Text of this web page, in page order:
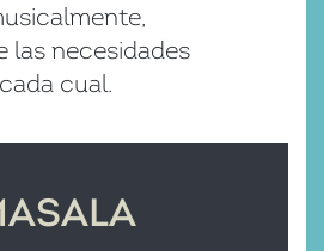
las necesidades
cual.